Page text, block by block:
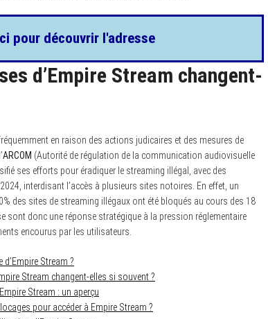
pour découvrir l'adresse
d’Empire Stream changent-
en raison des actions judicaires et des mesures de
ARCOM (Autorité de régulation de la communication audiovisuelle
ses efforts pour éradiquer le streaming illégal, avec des
interdisant l’accès à plusieurs sites notoires. En effet, un
des sites de streaming illégaux ont été bloqués au cours des 18
sont donc une réponse stratégique à la pression réglementaire
encourus par les utilisateurs.
d’Empire Stream ?
Stream changent-elles si souvent ?
Stream : un aperçu
pour accéder à Empire Stream ?